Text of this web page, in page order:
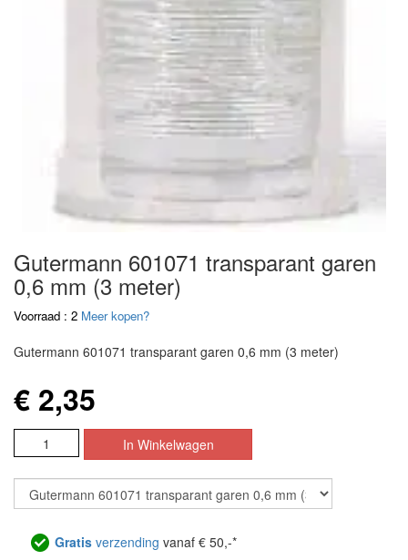
Gutermann 601071 transparant garen
0,6 mm (3 meter)
Voorraad : 2 Meer kopen?
Gutermann 601071 transparant garen 0,6 mm (3 meter)
€ 2,35
Gratis verzending vanaf € 50,-*